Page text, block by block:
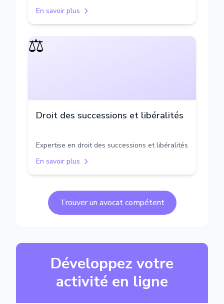
En savoir plus
⚖️
Droit des successions et libéralités
Expertise en droit des successions et libéralités
En savoir plus
Trouver un avocat compétent
Développez votre
activité en ligne